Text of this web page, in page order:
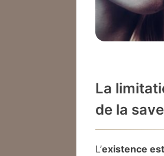
La
de la
L’existence